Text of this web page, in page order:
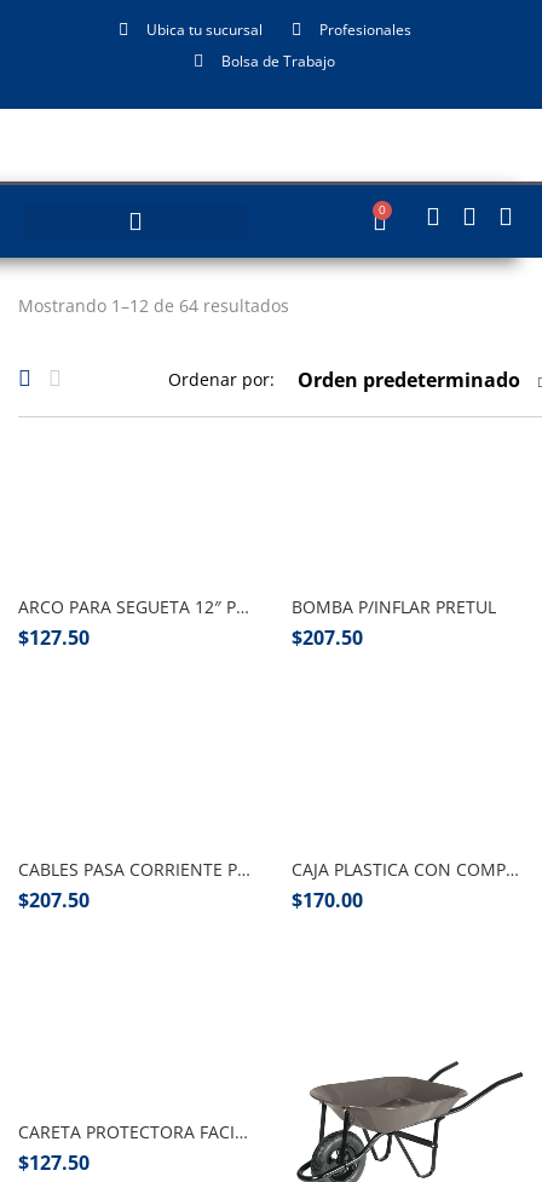
Ubica tu sucursal
Profesionales
Bolsa de Trabajo
0
Mostrando 1–12 de 64 resultados
Ordenar por: Orden predeterminado
ARCO PARA SEGUETA 12″ PRETUL PZA
$127.50
BOMBA P/INFLAR PRETUL
$207.50
CABLES PASA CORRIENTE PRETUL 2.5MTS
$207.50
CAJA PLASTICA CON COMPARTIMENTOS, PRETUL
$170.00
CARETA PROTECTORA FACIAL PRETUL
$127.50